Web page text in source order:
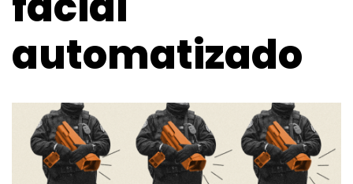
automatizado